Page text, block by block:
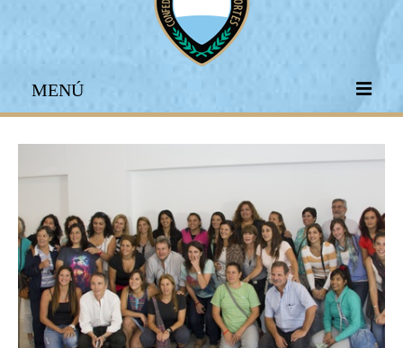
MENÚ
INICIO
INSTITUCIONAL
LEGISLACIÓN DEPORTIVA
UNIVERSO CAD
NOTICIAS
CAD MEDIA